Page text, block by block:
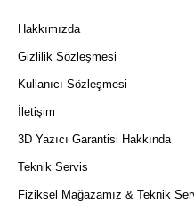
Hakkımızda
Gizlilik Sözleşmesi
Kullanıcı Sözleşmesi
İletişim
3D Yazıcı Garantisi Hakkında
Teknik Servis
Fiziksel Mağazamız & Teknik